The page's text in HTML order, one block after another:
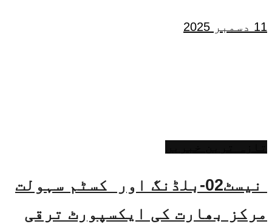
11 دسمبر 2025
نیسٹ02-بلڈنگ اور کسٹم سہولت
مرکز بھارت کی ایکسپورٹ ترقی